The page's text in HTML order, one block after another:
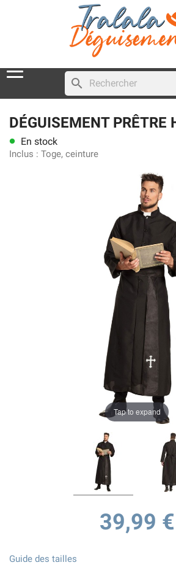
search
DÉGUISEMENT PRÊTRE
lens En stock
Inclus : Toge, ceinture
Tap to expand
39,99 €
Guide des tailles